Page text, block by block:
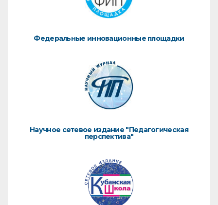
Федеральные инновационные площадки
Научное сетевое издание "Педагогическая
перспектива"